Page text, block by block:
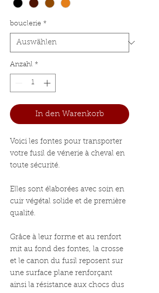
bouclerie *
Anzahl *
In den Warenkorb
Voici les fontes pour transporter
votre fusil de vénerie à cheval en
toute sécurité.
Elles sont élaborées avec soin en
cuir végétal solide et de première
qualité.
Grâce à leur forme et au renfort
mit au fond des fontes, la crosse
et le canon du fusil reposent sur
une surface plane renforçant
ainsi la résistance aux chocs dus